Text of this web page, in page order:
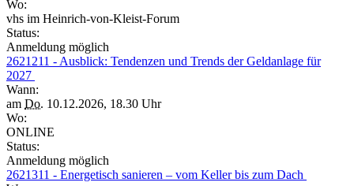
Wo:
vhs im Heinrich-von-Kleist-Forum
Status:
Anmeldung möglich
2621211 - Ausblick: Tendenzen und Trends der Geldanlage für
2027
Wann:
am Do. 10.12.2026, 18.30 Uhr
Wo:
ONLINE
Status:
Anmeldung möglich
2621311 - Energetisch sanieren – vom Keller bis zum Dach